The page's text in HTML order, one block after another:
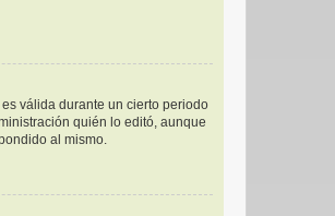
válida durante un cierto periodo
quién lo editó, aunque
al mismo.